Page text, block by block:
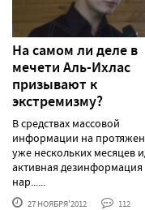
На самом ли деле в
мечети Аль-Ихлас
призывают к
экстремизму?
В средствах массовой
информации на
уже нескольких месяцев
активная дезинформация
нар......
27 НОЯБРЯ'2012 112